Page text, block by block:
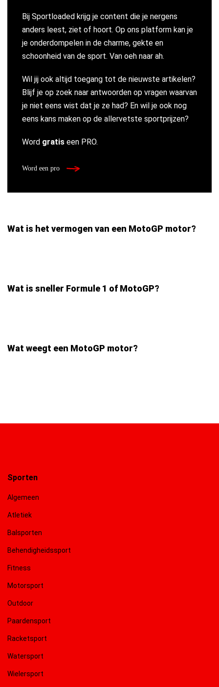
Bij Sportloaded krijg je content die je nergens
anders leest, ziet of hoort. Op ons platform kan je
je onderdompelen in de charme, gekte en
schoonheid van de sport. Van oeh naar ah.
Wil jij ook altijd toegang tot de nieuwste artikelen?
Blijf je op zoek naar antwoorden op vragen waarvan
je niet eens wist dat je ze had? En wil je ook nog
eens kans maken op de allervetste sportprijzen?
Word gratis een PRO.
Word een pro
Wat is het vermogen van een MotoGP motor?
Wat is sneller Formule 1 of MotoGP?
Wat weegt een MotoGP motor?
Sporten
Algemeen
Atletiek
Balsporten
Behendigheidssport
Fitness
Motorsport
Outdoor
Paardensport
Racketsport
Watersport
Wielersport